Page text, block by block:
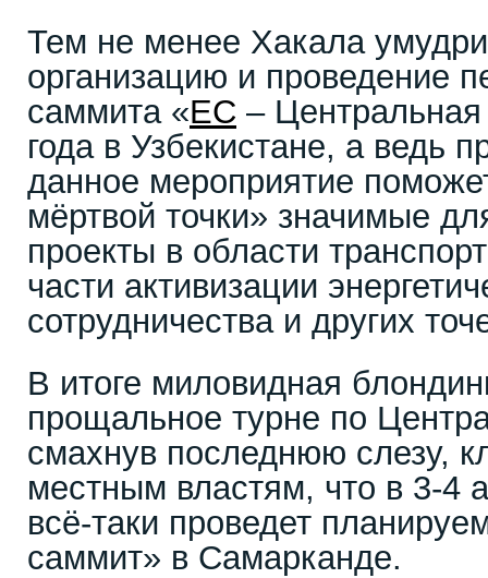
Тем не менее Хакала
организацию и проведение
саммита «ЕС –
года в Узбекистане, а ведь
данное мероприятие
мёртвой точки» значимые
проекты в области
части активизации
сотрудничества и других
В итоге миловидная
прощальное турне по
смахнув последнюю слезу,
местным властям, что в 3-4
всё-таки проведет
саммит» в Самарканде.